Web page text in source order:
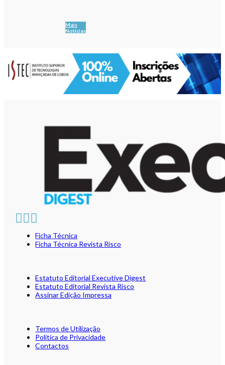
Mais
Notícias
Ficha Técnica
Ficha Técnica Revista Risco
Estatuto Editorial Executive Digest
Estatuto Editorial Revista Risco
Assinar Edição Impressa
Termos de Utilização
Política de Privacidade
Contactos